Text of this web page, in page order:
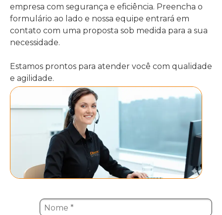
empresa com segurança e eficiência. Preencha o
formulário ao lado e nossa equipe entrará em
contato com uma proposta sob medida para a sua
necessidade.
Estamos prontos para atender você com qualidade
e agilidade.